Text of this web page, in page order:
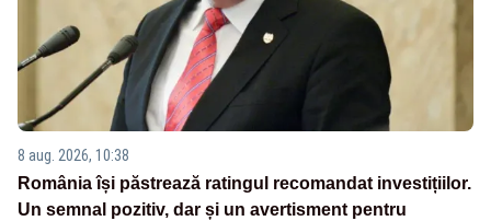
8 aug. 2026, 10:38
România își păstrează ratingul recomandat investițiilor.
Un semnal pozitiv, dar și un avertisment pentru